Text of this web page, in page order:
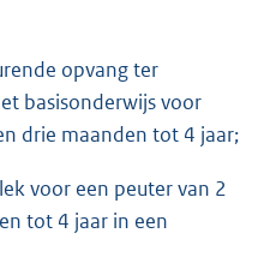
opvang ter
basisonderwijs voor
drie maanden tot 4 jaar;
voor een peuter van 2
tot 4 jaar in een